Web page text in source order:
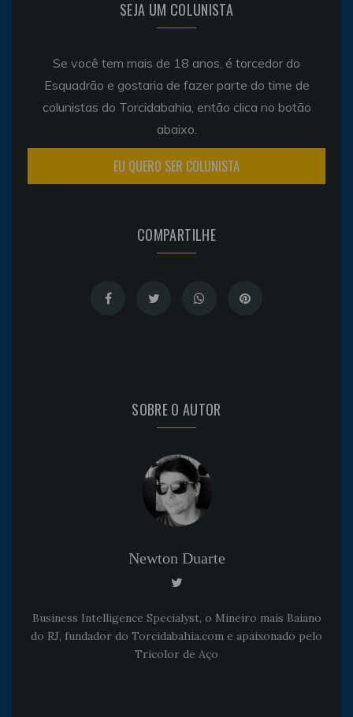
SEJA UM COLUNISTA
Se você tem mais de 18 anos, é torcedor do
Esquadrão e gostaria de fazer parte do time de
colunistas do Torcidabahia, então clica no botão
abaixo.
EU QUERO SER COLUNISTA
COMPARTILHE
SOBRE O AUTOR
Newton Duarte
Business Intelligence Specialyst, o Mineiro mais Baiano
do RJ, fundador do Torcidabahia.com e apaixonado pelo
Tricolor de Aço